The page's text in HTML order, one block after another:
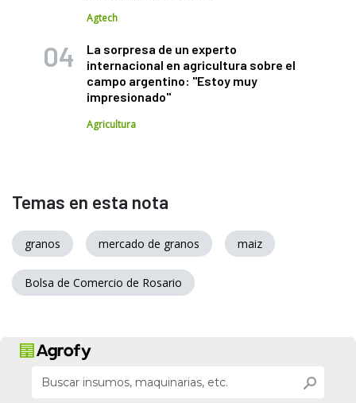
Agtech
La sorpresa de un experto
internacional en agricultura sobre el
campo argentino: "Estoy muy
impresionado"
Agricultura
Temas en esta nota
granos mercado de granos maiz
Bolsa de Comercio de Rosario